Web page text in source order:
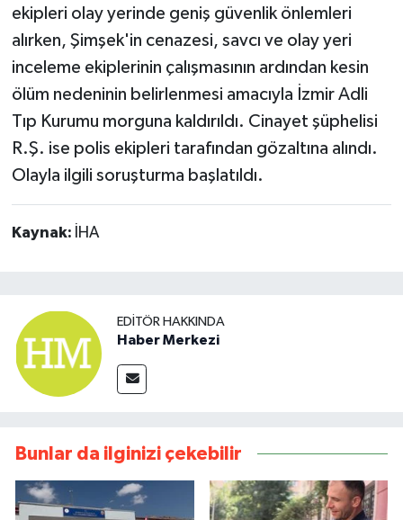
ekipleri olay yerinde geniş güvenlik önlemleri
alırken, Şimşek'in cenazesi, savcı ve olay yeri
inceleme ekiplerinin çalışmasının ardından kesin
ölüm nedeninin belirlenmesi amacıyla İzmir Adli
Tıp Kurumu morguna kaldırıldı. Cinayet şüphelisi
R.Ş. ise polis ekipleri tarafından gözaltına alındı.
Olayla ilgili soruşturma başlatıldı.
Kaynak: İHA
EDITÖR HAKKINDA
Haber Merkezi
Bunlar da ilginizi çekebilir